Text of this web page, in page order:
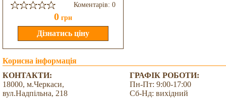
Коментарів: 0
0 грн
Корисна інформація
КОНТАКТИ:
18000, м.Черкаси,
вул.Надпільна, 218
ГРАФІК РОБОТИ:
Пн-Пт: 9:00-17:00
Сб-Нд: вихідний